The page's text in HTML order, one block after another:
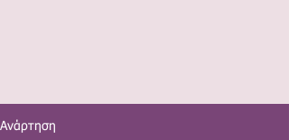
Ανάρτηση